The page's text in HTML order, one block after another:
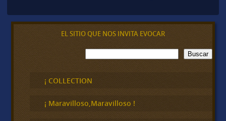
EL SITIO QUE NOS INVITA EVOCAR
B
u
c
a
Buscar
¡ COLLECTION
¡ Maravilloso,Maravilloso !